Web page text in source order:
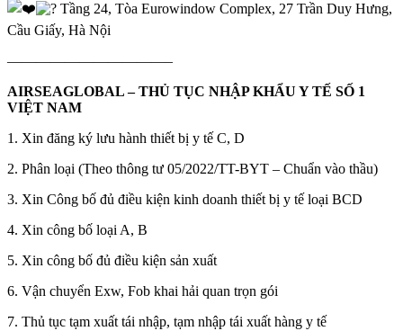
Tầng 24, Tòa Eurowindow Complex, 27 Trần Duy Hưng,
Cầu Giấy, Hà Nội
———————————–
AIRSEAGLOBAL – THỦ TỤC NHẬP KHẨU Y TẾ SỐ 1
VIỆT NAM
1. Xin đăng ký lưu hành thiết bị y tế C, D
2. Phân loại (Theo thông tư 05/2022/TT-BYT – Chuẩn vào thầu)
3. Xin Công bố đủ điều kiện kinh doanh thiết bị y tế loại BCD
4. Xin công bố loại A, B
5. Xin công bố đủ điều kiện sản xuất
6. Vận chuyển Exw, Fob khai hải quan trọn gói
7. Thủ tục tạm xuất tái nhập, tạm nhập tái xuất hàng y tế